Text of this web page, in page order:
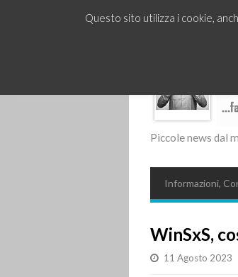
Piccole news dal
Informazioni,
WinSxS,
11 Agosto 2023
Questo sito utilizza i cookie,